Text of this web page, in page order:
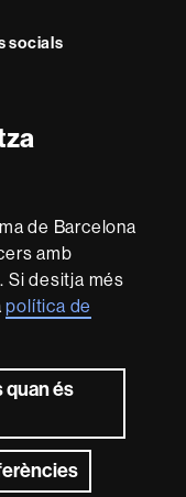
de Barcelona
amb
Si desitja més
política de
quan és
socials
l'excel·lència
de
del web UAB